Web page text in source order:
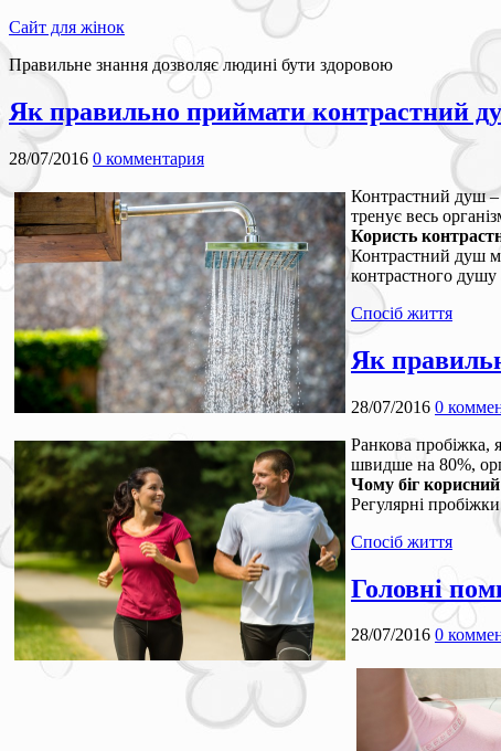
Сайт для жінок
Правильне знання дозволяє людині бути здоровою
Як правильно приймати контрастний
28/07/2016 0 комментария
Контрастний душ –
тренує весь
Користь
Контрастний душ
контрастного душу
Спосіб життя
Як
28/07/2016 0
Ранкова пробіжка,
швидше на 80%,
Чому біг корисний
Регулярні
Спосіб життя
Головні
28/07/2016 0